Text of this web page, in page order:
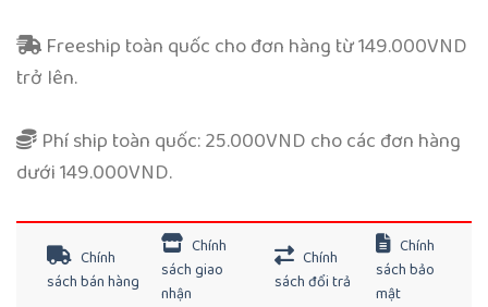
Freeship toàn quốc cho đơn hàng từ 149.000VND
trở lên.
Phí ship toàn quốc: 25.000VND cho các đơn hàng
dưới 149.000VND.
Chính
sách bán hàng
Chính
sách giao
nhận
Chính
sách đổi trả
Chính
sách bảo
mật